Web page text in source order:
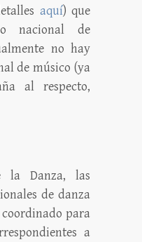
aquí) que
nacional de
no hay
de músico (ya
al respecto,
la Danza, las
de danza
coordinado para
a